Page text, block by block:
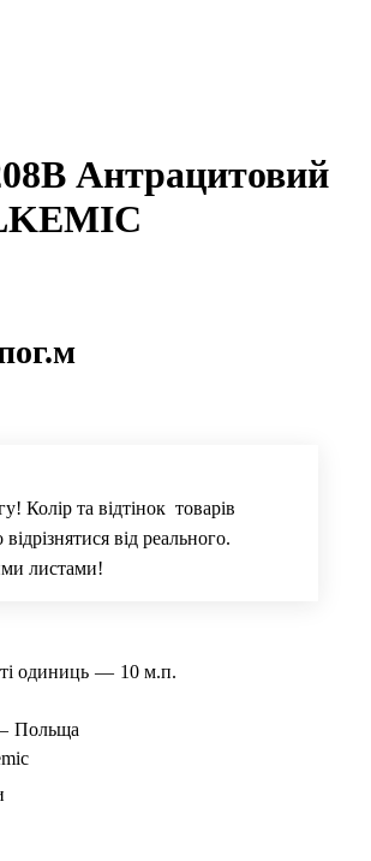
Антрацитовий
Колір та відтінок товарів
від реального.
листами!
одиниць — 10 м.п.
Польща